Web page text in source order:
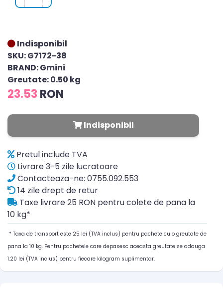
Indisponibil
SKU: G7172-38
BRAND: Gmini
Greutate: 0.50 kg
23.53 RON
Indisponibil
Pretul include TVA
Livrare 3-5 zile lucratoare
Contacteaza-ne: 0755.092.553
14 zile drept de retur
Taxe livrare 25 RON pentru colete de pana la
10 kg*
* Taxa de transport este 25 lei (TVA inclus) pentru pachete cu o greutate de
pana la 10 kg. Pentru pachetele care depasesc aceasta greutate se adauga
1.20 lei (TVA inclus) pentru fiecare kilogram suplimentar.